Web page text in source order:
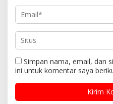
Simpan nama, email, dan
ini untuk komentar saya